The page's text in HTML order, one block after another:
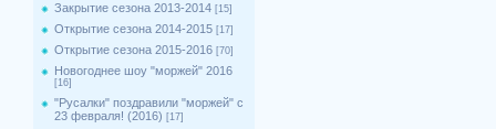
Закрытие сезона 2013-2014 [15]
Открытие сезона 2014-2015 [17]
Открытие сезона 2015-2016 [70]
Новогоднее шоу "моржей" 2016
[16]
"Русалки" поздравили "моржей" с
23 февраля! (2016) [17]